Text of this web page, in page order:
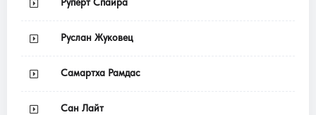
Руслан Жуковец
Самартха Рамдас
Сан Лайт